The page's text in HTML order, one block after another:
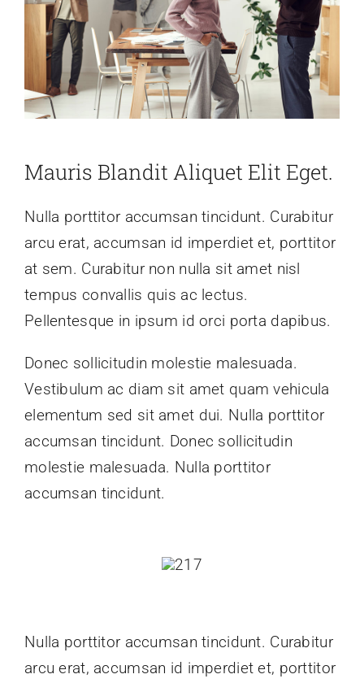
Mauris Blandit Aliquet Elit Eget.
Nulla porttitor accumsan tincidunt. Curabitur
arcu erat, accumsan id imperdiet et, porttitor
at sem. Curabitur non nulla sit amet nisl
tempus convallis quis ac lectus.
Pellentesque in ipsum id orci porta dapibus.
Donec sollicitudin molestie malesuada.
Vestibulum ac diam sit amet quam vehicula
elementum sed sit amet dui. Nulla porttitor
accumsan tincidunt. Donec sollicitudin
molestie malesuada. Nulla porttitor
accumsan tincidunt.
Nulla porttitor accumsan tincidunt. Curabitur
arcu erat, accumsan id imperdiet et, porttitor